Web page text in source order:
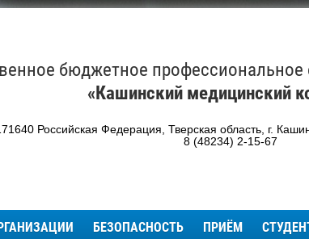
бюджетное профессиональное
«Кашинский медицинский
Российская Федерация, Тверская область, г.
8 (48234) 2-15-67
БЕЗОПАСНОСТЬ ПРИЁМ